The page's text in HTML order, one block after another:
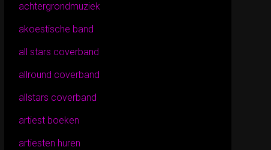
achtergrondmuziek
akoestische band
all stars coverband
allround coverband
allstars coverband
artiest boeken
artiesten huren